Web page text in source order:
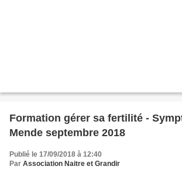
Formation gérer sa fertilité -
Mende septembre 2018
Publié le 17/09/2018 à 12:40
Par Association Naitre et Grandir